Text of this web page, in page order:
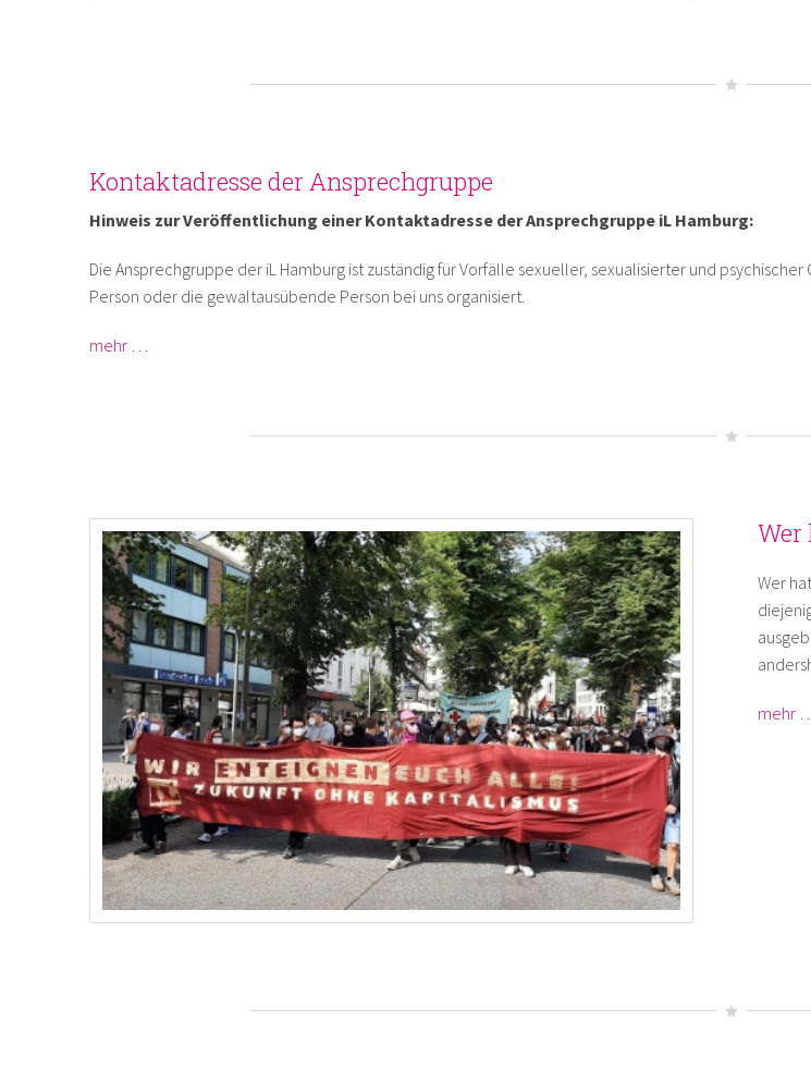
Kontaktadresse der Ansprechgruppe
Hinweis zur Veröffentlichung einer Kontaktadresse der Ansprechgruppe iL Hamburg:
Die Ansprechgruppe der iL Hamburg ist zuständig für Vorfälle sexueller, sexualisierter und
Person oder die gewaltausübende Person bei uns organisiert.
mehr …
Wer
Wer
mehr